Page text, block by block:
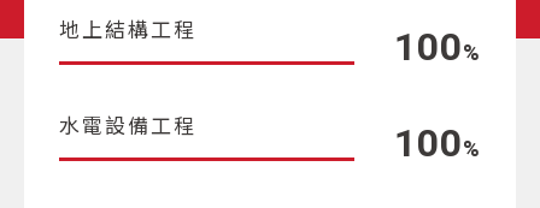
地上結構工程 100%
水電設備工程 100%